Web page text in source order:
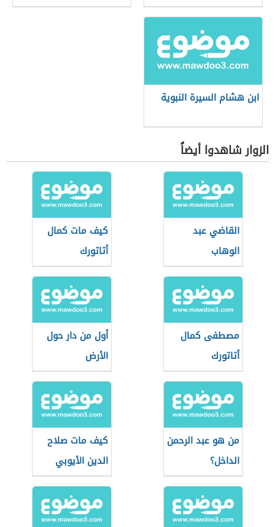
ابن هشام السيرة النبوية
الزوار شاهدوا أيضاً
القاضي عبد
الوهاب
كيف مات كمال
أتاتورك
مصطفى كمال
أتاتورك
أول من دار حول
الأرض
من هو عبد الرحمن
الداخل؟
كيف مات صلاح
الدين الأيوبي